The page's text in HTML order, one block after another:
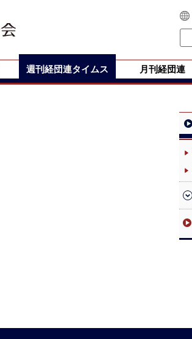
週刊経団連タイムス 月刊経団連